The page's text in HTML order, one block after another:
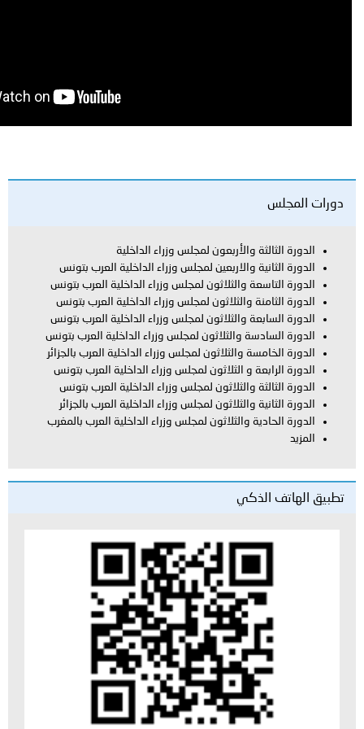
والأربعون لمجلس وزراء الداخلية
والاربعين لمجلس وزراء الداخلية العرب بتونس
والثلاثون لمجلس وزراء الداخلية العرب بتونس
والثلاثون لمجلس وزراء الداخلية العرب بتونس
والثلاثون لمجلس وزراء الداخلية العرب بتونس
والثلاثون لمجلس وزراء الداخلية العرب بتونس
والثلاثون لمجلس وزراء الداخلية العرب بالجزائر
و الثلاثون لمجلس وزراء الداخلية العرب بتونس
والثلاثون لمجلس وزراء الداخلية العرب بتونس
والثلاثون لمجلس وزراء الداخلية العرب بالجزائر
والثلاثون لمجلس وزراء الداخلية العرب بالمغرب